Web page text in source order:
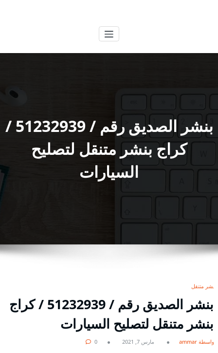
بنشر الصديق رقم / 51232939‬ /
كراج بنشر متنقل لتصليح
السيارات
بنشر متنقل
بنشر الصديق رقم / 51232939‬ / كراج
بنشر متنقل لتصليح السيارات
بواسطة ammar مارس 7, 2021 0